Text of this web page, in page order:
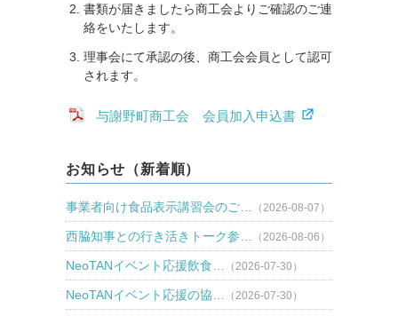
書類が届きましたら商工会よりご確認のご連
絡をいたします。
理事会にて承認の後、商工会会員として認可
されます。
与謝野町商工会 会員加入申込書
お知らせ（新着順）
事業者向け食品表示講習会のご… （2026-08-07）
西脇知事との行き活きトーク参… （2026-08-06）
NeoTANイベント応援飲食… （2026-07-30）
NeoTANイベント応援の協… （2026-07-30）